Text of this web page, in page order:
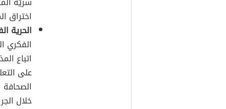
اختراق
الحرية
الفكري
اتباع
على
خلال